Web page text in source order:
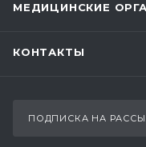
МЕДИЦИНСКИЕ
КОНТАКТЫ
ПОДПИСКА НА